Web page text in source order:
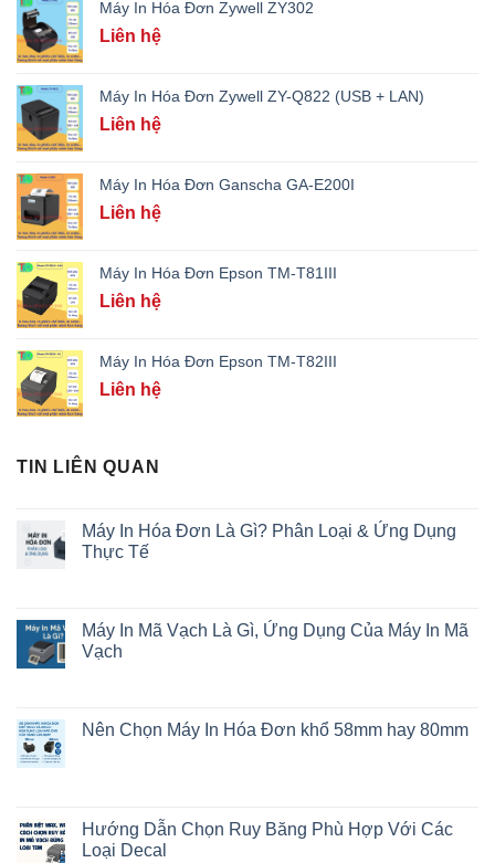
Máy In Hóa Đơn Zywell ZY302
Liên hệ
Máy In Hóa Đơn Zywell ZY-Q822 (USB + LAN)
Liên hệ
Máy In Hóa Đơn Ganscha GA-E200I
Liên hệ
Máy In Hóa Đơn Epson TM-T81III
Liên hệ
Máy In Hóa Đơn Epson TM-T82III
Liên hệ
TIN LIÊN QUAN
Máy In Hóa Đơn Là Gì? Phân Loại & Ứng Dụng
Thực Tế
Máy In Mã Vạch Là Gì, Ứng Dụng Của Máy In Mã
Vạch
Nên Chọn Máy In Hóa Đơn khổ 58mm hay 80mm
Hướng Dẫn Chọn Ruy Băng Phù Hợp Với Các
Loại Decal